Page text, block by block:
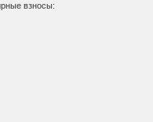
взносы: